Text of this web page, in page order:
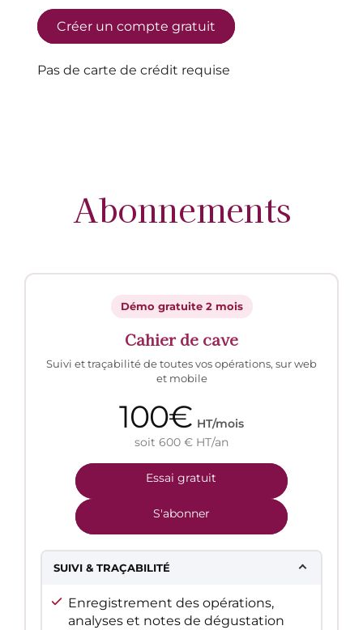
Créer un compte gratuit
Pas de carte de crédit requise
Abonnements
Démo gratuite 2 mois
Cahier de cave
Suivi et traçabilité de toutes vos opérations, sur web
et mobile
100€ HT/mois
soit 600 € HT/an
Essai gratuit
S'abonner
SUIVI & TRAÇABILITÉ
Enregistrement des opérations,
analyses et notes de dégustation